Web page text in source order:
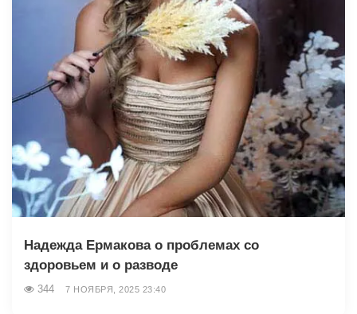
Надежда Ермакова о проблемах со
здоровьем и о разводе
344 7 НОЯБРЯ, 2025 23:40